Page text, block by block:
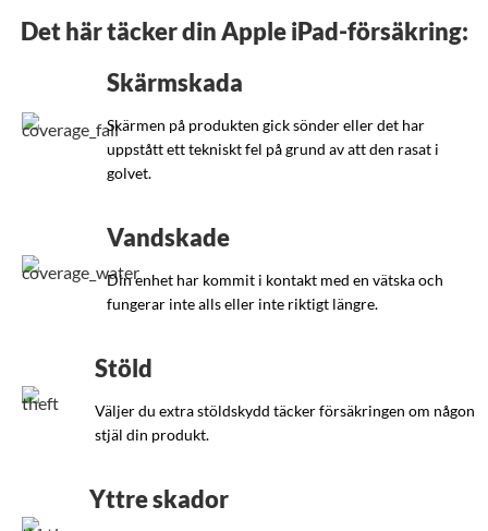
Det här täcker din Apple iPad-försäkring:
Skärmskada
Skärmen på produkten gick sönder eller det har
uppstått ett tekniskt fel på grund av att den rasat i
golvet.
Vandskade
Din enhet har kommit i kontakt med en vätska och
fungerar inte alls eller inte riktigt längre.
Stöld
Väljer du extra stöldskydd täcker försäkringen om någon
stjäl din produkt.
Yttre skador